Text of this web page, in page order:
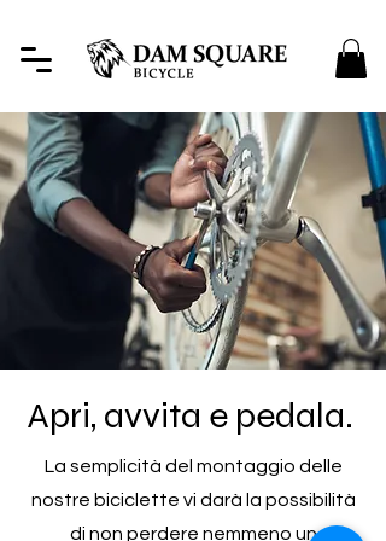
Apri, avvita e pedala.
La semplicità del montaggio delle
nostre biciclette vi darà la possibilità
di non perdere nemmeno un